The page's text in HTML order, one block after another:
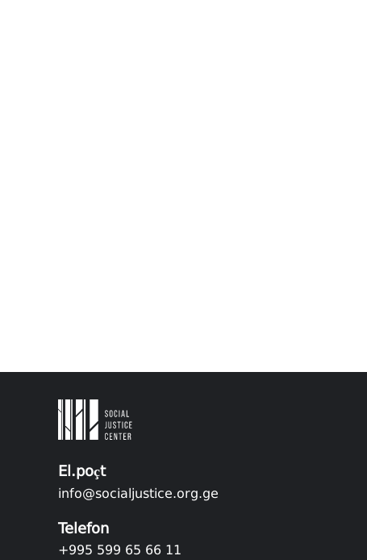
El.poçt
info@socialjustice.org.ge
Telefon
+995 599 65 66 11